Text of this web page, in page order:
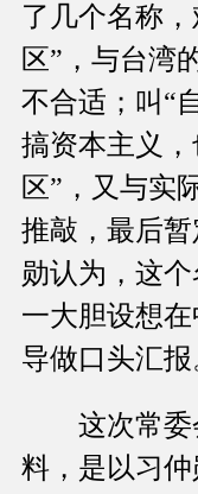
了几个名称
区”，与台湾
不合适；叫“
搞资本主义，
区”，又与实
推敲，最后
勋认为，这
一大胆设想
导做口头汇报
这次常委
料，是以习